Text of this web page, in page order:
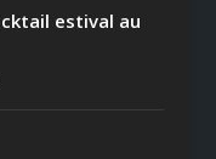
estival au